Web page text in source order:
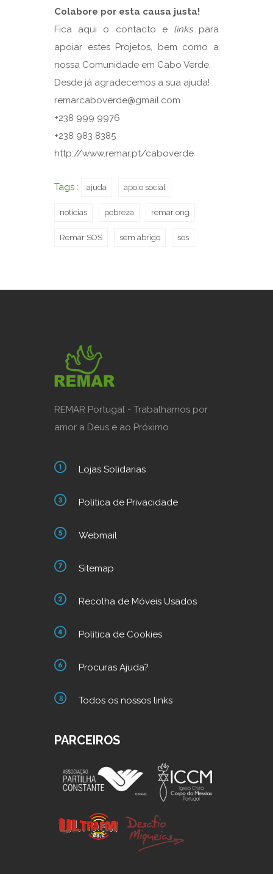
Colabore por esta causa justa!
Fica aqui o contacto e links para
apoiar estes Projetos, bem como a
nossa Comunidade em Cabo Verde.
Desde já agradecemos a sua ajuda!
remarcaboverde@gmail.com
+238 999 9976
+238 983 8385
http://www.remar.pt/caboverde
Tags : ajuda apoio social
noticias pobreza remar ong
Remar SOS sem abrigo sos
REMAR Portugal - Trabalhamos por
amor a Deus e ao Próximo
Lojas Solidarias
Política de Privacidade
Webmail
Sitemap
Recolha de Móveis Usados
Política de Cookies
Procuras Ajuda?
Todos os nossos links
PARCEIROS